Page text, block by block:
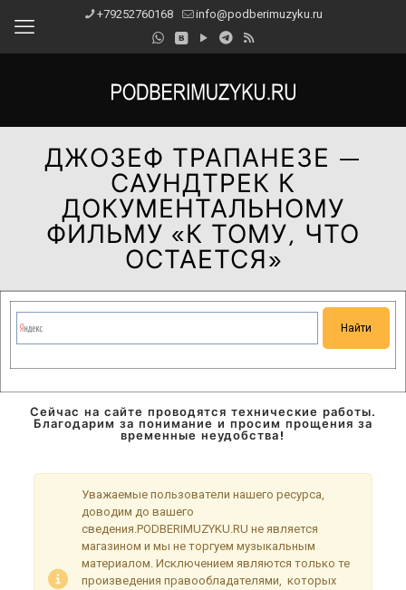
+79252760168 info@podberimuzyku.ru
ДЖОЗЕФ ТРАПАНЕЗЕ —
САУНДТРЕК К
ДОКУМЕНТАЛЬНОМУ
ФИЛЬМУ «К ТОМУ, ЧТО
ОСТАЕТСЯ»
Сейчас на сайте проводятся технические работы.
Благодарим за понимание и просим прощения за
временные неудобства!
Уважаемые пользователи нашего ресурса,
доводим до вашего
сведения.PODBERIMUZYKU.RU не является
магазином и мы не торгуем музыкальным
материалом. Исключением являются только те
произведения правообладателями, которых